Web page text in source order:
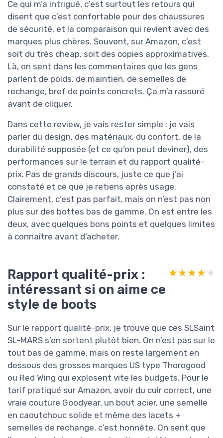
Ce qui m’a intrigué, c’est surtout les retours qui
disent que c’est confortable pour des chaussures
de sécurité, et la comparaison qui revient avec des
marques plus chères. Souvent, sur Amazon, c’est
soit du très cheap, soit des copies approximatives.
Là, on sent dans les commentaires que les gens
parlent de poids, de maintien, de semelles de
rechange, bref de points concrets. Ça m’a rassuré
avant de cliquer.
Dans cette review, je vais rester simple : je vais
parler du design, des matériaux, du confort, de la
durabilité supposée (et ce qu’on peut deviner), des
performances sur le terrain et du rapport qualité-
prix. Pas de grands discours, juste ce que j’ai
constaté et ce que je retiens après usage.
Clairement, c’est pas parfait, mais on n’est pas non
plus sur des bottes bas de gamme. On est entre les
deux, avec quelques bons points et quelques limites
à connaître avant d’acheter.
Rapport qualité-prix :
intéressant si on aime ce
style de boots
★★★★★
★★★★★
Sur le rapport qualité-prix, je trouve que ces SLSaint
SL-MARS s’en sortent plutôt bien. On n’est pas sur le
tout bas de gamme, mais on reste largement en
dessous des grosses marques US type Thorogood
ou Red Wing qui explosent vite les budgets. Pour le
tarif pratiqué sur Amazon, avoir du cuir correct, une
vraie couture Goodyear, un bout acier, une semelle
en caoutchouc solide et même des lacets +
semelles de rechange, c’est honnête. On sent que